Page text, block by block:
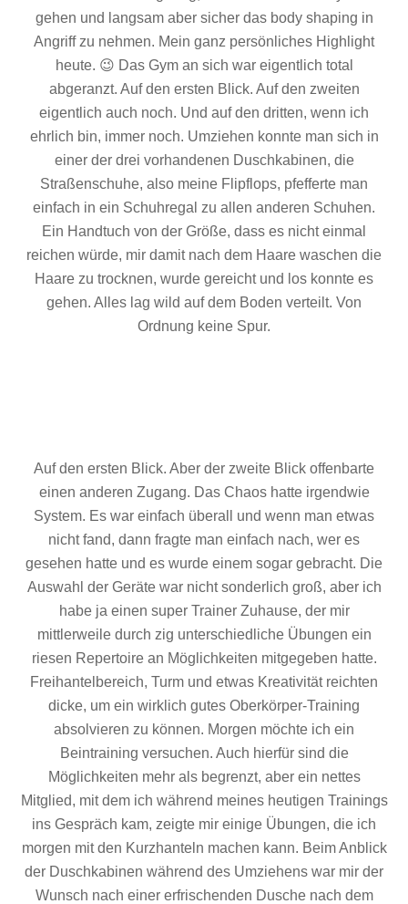
gehen und langsam aber sicher das body shaping in
Angriff zu nehmen. Mein ganz persönliches Highlight
heute. 😉 Das Gym an sich war eigentlich total
abgeranzt. Auf den ersten Blick. Auf den zweiten
eigentlich auch noch. Und auf den dritten, wenn ich
ehrlich bin, immer noch. Umziehen konnte man sich in
einer der drei vorhandenen Duschkabinen, die
Straßenschuhe, also meine Flipflops, pfefferte man
einfach in ein Schuhregal zu allen anderen Schuhen.
Ein Handtuch von der Größe, dass es nicht einmal
reichen würde, mir damit nach dem Haare waschen die
Haare zu trocknen, wurde gereicht und los konnte es
gehen. Alles lag wild auf dem Boden verteilt. Von
Ordnung keine Spur.
Auf den ersten Blick. Aber der zweite Blick offenbarte
einen anderen Zugang. Das Chaos hatte irgendwie
System. Es war einfach überall und wenn man etwas
nicht fand, dann fragte man einfach nach, wer es
gesehen hatte und es wurde einem sogar gebracht. Die
Auswahl der Geräte war nicht sonderlich groß, aber ich
habe ja einen super Trainer Zuhause, der mir
mittlerweile durch zig unterschiedliche Übungen ein
riesen Repertoire an Möglichkeiten mitgegeben hatte.
Freihantelbereich, Turm und etwas Kreativität reichten
dicke, um ein wirklich gutes Oberkörper-Training
absolvieren zu können. Morgen möchte ich ein
Beintraining versuchen. Auch hierfür sind die
Möglichkeiten mehr als begrenzt, aber ein nettes
Mitglied, mit dem ich während meines heutigen Trainings
ins Gespräch kam, zeigte mir einige Übungen, die ich
morgen mit den Kurzhanteln machen kann. Beim Anblick
der Duschkabinen während des Umziehens war mir der
Wunsch nach einer erfrischenden Dusche nach dem